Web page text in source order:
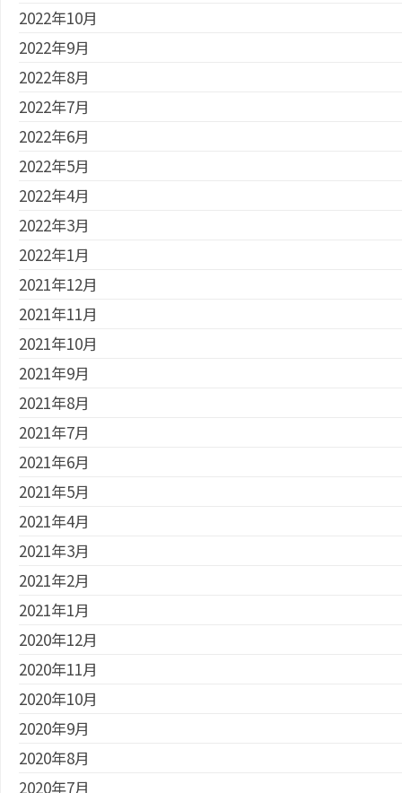
2022年10月
2022年9月
2022年8月
2022年7月
2022年6月
2022年5月
2022年4月
2022年3月
2022年1月
2021年12月
2021年11月
2021年10月
2021年9月
2021年8月
2021年7月
2021年6月
2021年5月
2021年4月
2021年3月
2021年2月
2021年1月
2020年12月
2020年11月
2020年10月
2020年9月
2020年8月
2020年7月